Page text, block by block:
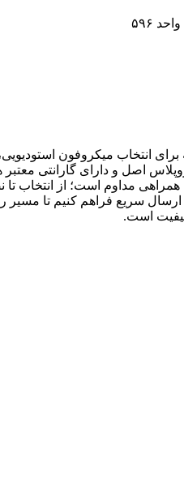
۵۹۶
انتخاب میکروفون
اصل و دارای گارانتی
مداوم است؛ از انتخاب تا
سریع فراهم کنیم تا مسیر
است.